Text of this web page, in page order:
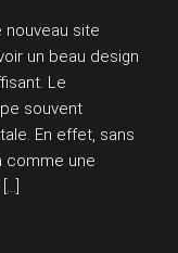
site
un beau design
Le
souvent
En effet, sans
comme une